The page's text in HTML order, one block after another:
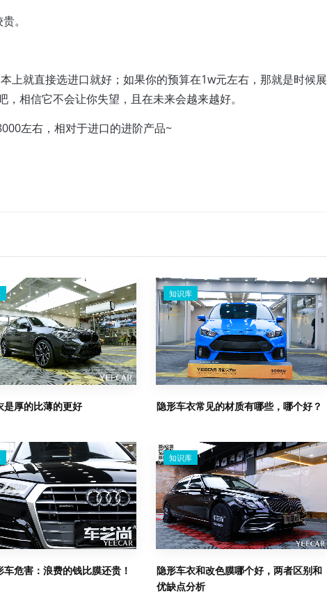
。
上就直接选进口就好；如果你的预算在1w元左右，那就是时候展
相信它不会让你失望，且在未来会越来越好。
左右，相对于进口的进阶产品~
是厚的比薄的更好
知识库
隐形车衣常见的材质有哪些，哪个好？
车危害：浪费的钱比膜还贵！
知识库
隐形车衣和改色膜哪个好，两者区别和
优缺点分析